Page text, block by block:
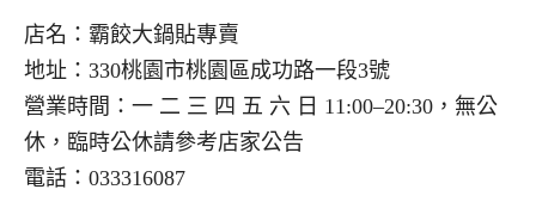
店名：霸餃大鍋貼專賣
地址：330桃園市桃園區成功路一段3號
營業時間：一 二 三 四 五 六 日 11:00–20:30，無公
休，臨時公休請參考店家公告
電話：033316087